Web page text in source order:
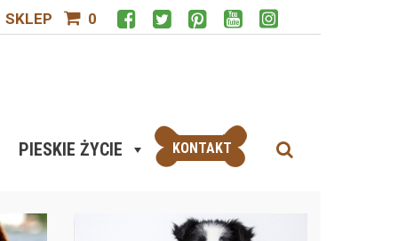
SKLEP 0
PIESKIE ŻYCIE KONTAKT